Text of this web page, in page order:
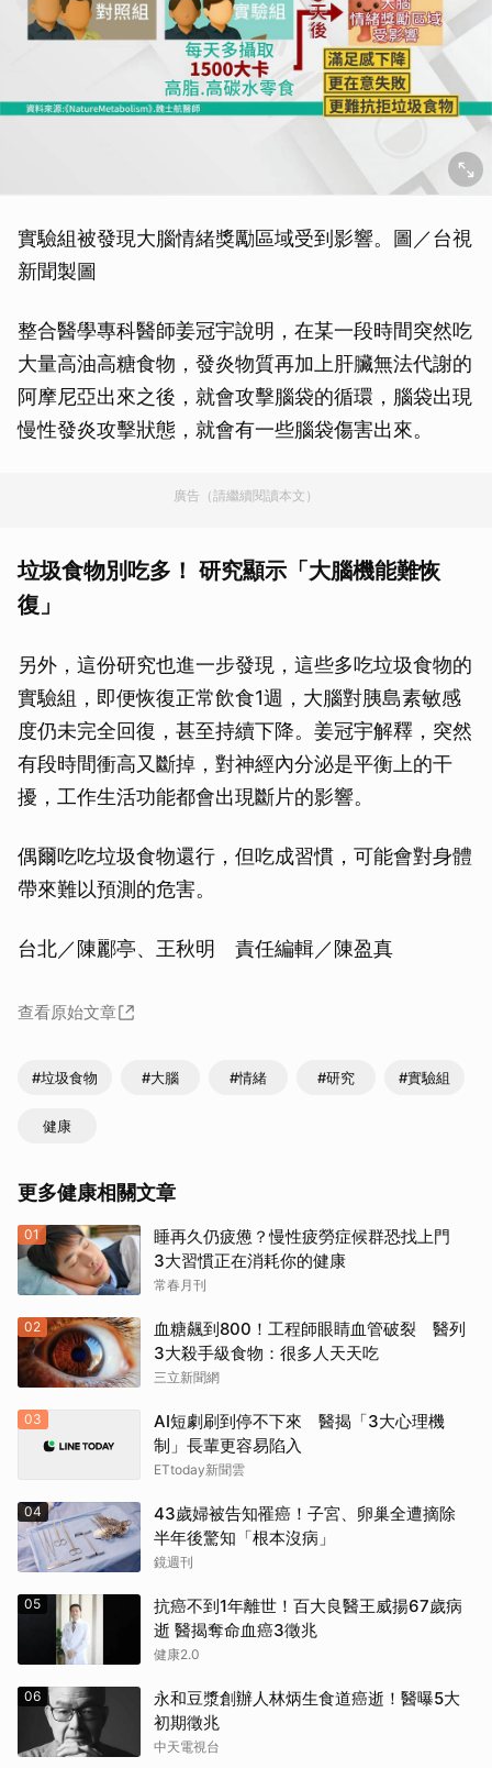
實驗組被發現大腦情緒獎勵區域受到影響。圖／台視
新聞製圖
整合醫學專科醫師姜冠宇說明，在某一段時間突然吃
大量高油高糖食物，發炎物質再加上肝臟無法代謝的
阿摩尼亞出來之後，就會攻擊腦袋的循環，腦袋出現
慢性發炎攻擊狀態，就會有一些腦袋傷害出來。
廣告（請繼續閱讀本文）
垃圾食物別吃多！ 研究顯示「大腦機能難恢
復」
另外，這份研究也進一步發現，這些多吃垃圾食物的
實驗組，即便恢復正常飲食1週，大腦對胰島素敏感
度仍未完全回復，甚至持續下降。姜冠宇解釋，突然
有段時間衝高又斷掉，對神經內分泌是平衡上的干
擾，工作生活功能都會出現斷片的影響。
偶爾吃吃垃圾食物還行，但吃成習慣，可能會對身體
帶來難以預測的危害。
台北／陳酈亭、王秋明 責任編輯／陳盈真
查看原始文章
#垃圾食物 #大腦 #情緒 #研究 #實驗組
健康
更多健康相關文章
01
睡再久仍疲憊？慢性疲勞症候群恐找上門
3大習慣正在消耗你的健康
常春月刊
02
血糖飆到800！工程師眼睛血管破裂 醫列
3大殺手級食物：很多人天天吃
三立新聞網
03
AI短劇刷到停不下來 醫揭「3大心理機
制」長輩更容易陷入
ETtoday新聞雲
04
43歲婦被告知罹癌！子宮、卵巢全遭摘除
半年後驚知「根本沒病」
鏡週刊
05
抗癌不到1年離世！百大良醫王威揚67歲病
逝 醫揭奪命血癌3徵兆
健康2.0
06
永和豆漿創辦人林炳生食道癌逝！醫曝5大
初期徵兆
中天電視台